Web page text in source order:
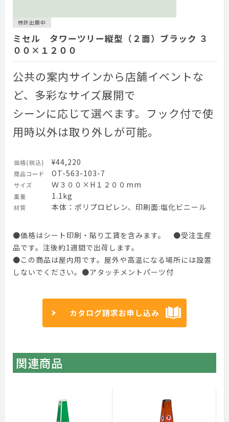
特許出願中
ミセル タワーツリー縦型（２面）ブラック ３
００×１２００
公共の案内サインから店舗イベントな
ど、多彩なサイズ展開で
シーンに応じて選べます。フック付で使
用時以外は取り外しが可能。
価格(税込) ¥44,220
商品コード OT-563-103-7
サイズ Ｗ３００×H１２００mm
重量 1.1kg
材質 本体：ポリプロピレン、印刷面:塩化ビニール
●価格はシート印刷・貼り工賃を含みます。 ●受注生産
品です。注後約1週間で出荷します。
●この商品は屋内用です。屋外や高温になる場所には設置
しないでください。●アタッチメントパーツ付
カタログ請求お申し込み
関連商品